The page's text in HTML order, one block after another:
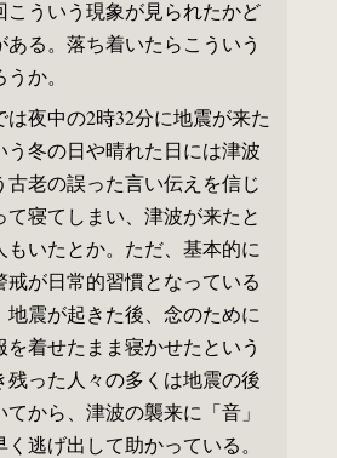
こういう現象が見られたかど
ある。落ち着いたらこういう
か。
は夜中の2時32分に地震が来た
う冬の日や晴れた日には津波
古老の誤った言い伝えを信じ
て寝てしまい、津波が来たと
もいたとか。ただ、基本的に
戒が日常的習慣となっている
地震が起きた後、念のために
着せたまま寝かせたという
残った人々の多くは地震の後
から、津波の襲来に「音」
逃げ出して助かっている。